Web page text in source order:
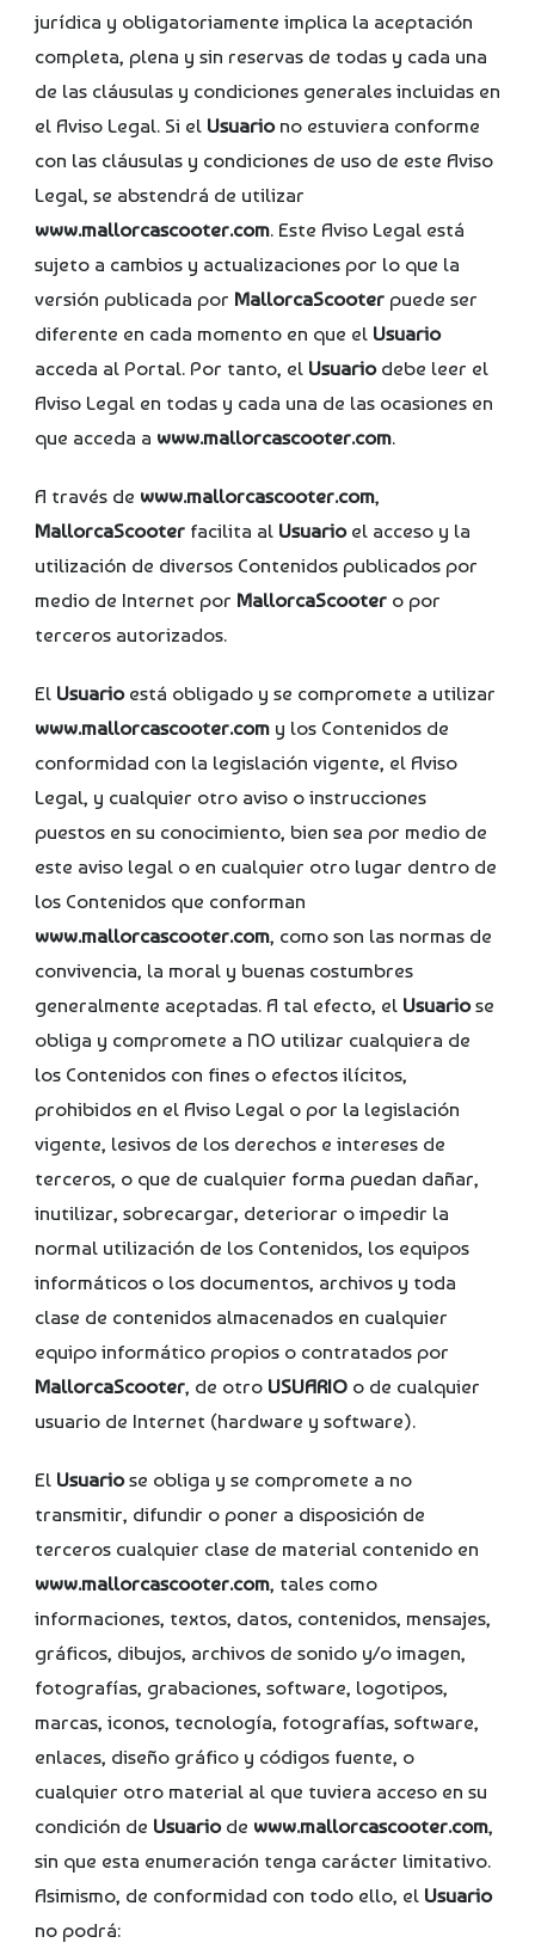
jurídica y obligatoriamente implica la aceptación
completa, plena y sin reservas de todas y cada una
de las cláusulas y condiciones generales incluidas en
el Aviso Legal. Si el Usuariono estuviera conforme
con las cláusulas y condiciones de uso de este Aviso
Legal, se abstendrá de utilizar
www.mallorcascooter.com. Este Aviso Legal está
sujeto a cambios y actualizaciones por lo que la
versión publicada por MallorcaScooter puede ser
diferente en cada momento en que el Usuario
acceda al Portal. Por tanto, el Usuariodebe leer el
Aviso Legal en todas y cada una de las ocasiones en
que acceda a www.mallorcascooter.com.
A través de www.mallorcascooter.com,
MallorcaScooter facilita al Usuarioel acceso y la
utilización de diversos Contenidos publicados por
medio de Internet por MallorcaScooter o por
terceros autorizados.
El Usuarioestá obligado y se compromete a utilizar
www.mallorcascooter.com y los Contenidos de
conformidad con la legislación vigente, el Aviso
Legal, y cualquier otro aviso o instrucciones
puestos en su conocimiento, bien sea por medio de
este aviso legal o en cualquier otro lugar dentro de
los Contenidos que conforman
www.mallorcascooter.com, como son las normas de
convivencia, la moral y buenas costumbres
generalmente aceptadas. A tal efecto, el Usuariose
obliga y compromete a NO utilizar cualquiera de
los Contenidos con fines o efectos ilícitos,
prohibidos en el Aviso Legal o por la legislación
vigente, lesivos de los derechos e intereses de
terceros, o que de cualquier forma puedan dañar,
inutilizar, sobrecargar, deteriorar o impedir la
normal utilización de los Contenidos, los equipos
informáticos o los documentos, archivos y toda
clase de contenidos almacenados en cualquier
equipo informático propios o contratados por
MallorcaScooter, de otro USUARIO o de cualquier
usuario de Internet (hardware y software).
El Usuariose obliga y se compromete a no
transmitir, difundir o poner a disposición de
terceros cualquier clase de material contenido en
www.mallorcascooter.com, tales como
informaciones, textos, datos, contenidos, mensajes,
gráficos, dibujos, archivos de sonido y/o imagen,
fotografías, grabaciones, software, logotipos,
marcas, iconos, tecnología, fotografías, software,
enlaces, diseño gráfico y códigos fuente, o
cualquier otro material al que tuviera acceso en su
condición de Usuariode www.mallorcascooter.com,
sin que esta enumeración tenga carácter limitativo.
Asimismo, de conformidad con todo ello, el Usuario
no podrá: